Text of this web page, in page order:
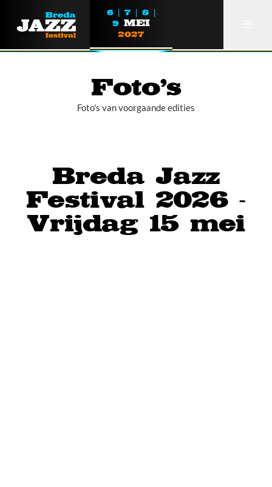
6 | 7 | 8 |
9 MEI
2027
Over ons
Lezen
Foto's
Breda Jazz Festival Award
Foto's
Foto's van voorgaande edities
Breda Jazz
Festival 2026 -
Vrijdag 15 mei